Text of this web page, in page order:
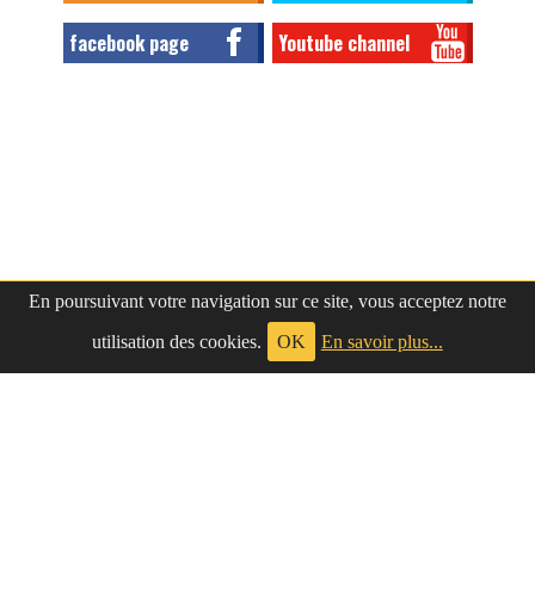
En poursuivant votre navigation sur ce site, vous acceptez notre
utilisation des cookies.
OK En savoir plus...
facebook page Youtube channel